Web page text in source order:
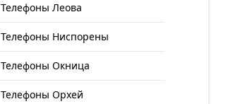
Телефоны Леова
Телефоны Ниспорены
Телефоны Окница
Телефоны Орхей